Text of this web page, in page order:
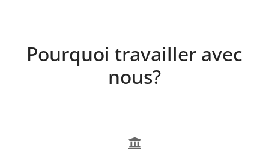
Pourquoi travailler avec
nous?